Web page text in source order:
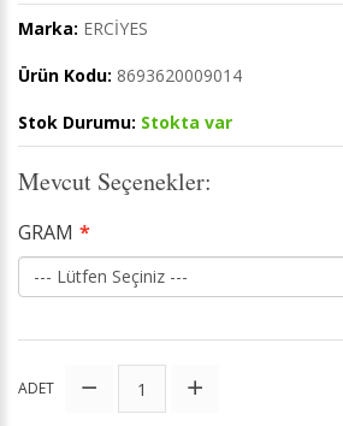
Marka: ERCİYES
Ürün Kodu: 8693620009014
Stok Durumu: Stokta var
Mevcut Seçenekler:
GRAM
ADET